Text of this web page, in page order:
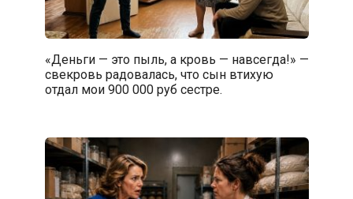
«Деньги — это пыль, а кровь — навсегда!» —
свекровь радовалась, что сын втихую
отдал мои 900 000 руб сестре.